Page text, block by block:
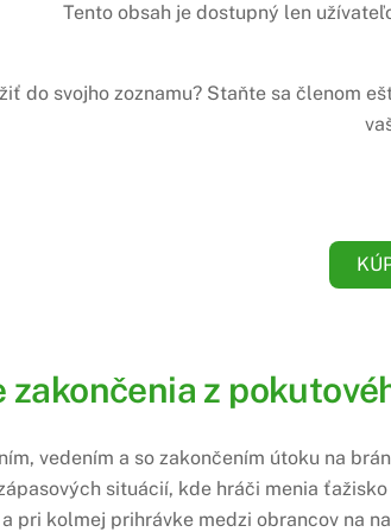
Tento obsah je dostupný len
do svojho zoznamu? Staňte sa členom
z
vedením a so zakončením útoku na
situácií, kde hráči menia
pri kolmej prihrávke medzi obrancov na